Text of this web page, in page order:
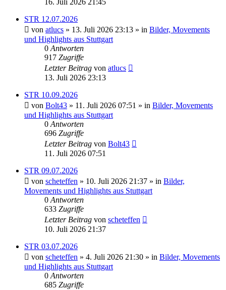
16. Juli 2026 21:45
STR 12.07.2026
von atlucs » 13. Juli 2026 23:13 » in Bilder, Movements
und Highlights aus Stuttgart
0 Antworten
917 Zugriffe
Letzter Beitrag von atlucs
13. Juli 2026 23:13
STR 10.09.2026
von Bolt43 » 11. Juli 2026 07:51 » in Bilder, Movements
und Highlights aus Stuttgart
0 Antworten
696 Zugriffe
Letzter Beitrag von Bolt43
11. Juli 2026 07:51
STR 09.07.2026
von scheteffen » 10. Juli 2026 21:37 » in Bilder,
Movements und Highlights aus Stuttgart
0 Antworten
633 Zugriffe
Letzter Beitrag von scheteffen
10. Juli 2026 21:37
STR 03.07.2026
von scheteffen » 4. Juli 2026 21:30 » in Bilder, Movements
und Highlights aus Stuttgart
0 Antworten
685 Zugriffe